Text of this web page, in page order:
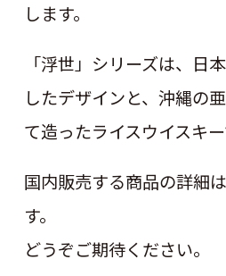
します。
「浮世」シリーズは、日
したデザインと、沖縄の
て造ったライスウイスキー
国内販売する商品の詳細
す。
どうぞご期待ください。